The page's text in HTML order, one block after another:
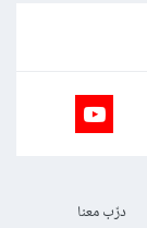
درّب معنا